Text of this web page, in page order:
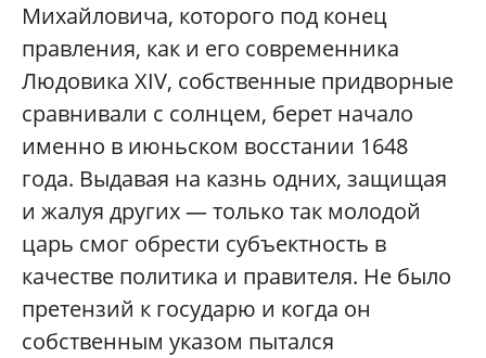
Михайловича, которого под конец
правления, как и его современника
Людовика XIV, собственные придворные
сравнивали с солнцем, берет начало
именно в июньском восстании 1648
года. Выдавая на казнь одних, защищая
и жалуя других — только так молодой
царь смог обрести субъектность в
качестве политика и правителя. Не было
претензий к государю и когда он
собственным указом пытался